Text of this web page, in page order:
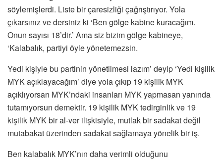
söylemişlerdi. Liste bir çaresizliği çağrıştırıyor. Yola
çıkarsınız ve dersiniz ki ‘Ben gölge kabine kuracağım.
Onun sayısı 18’dir.’ Ama siz bizim gölge kabineye,
‘Kalabalık, partiyi öyle yönetemezsin.
Yedi kişiyle bu partinin yönetilmesi lazım’ deyip ‘Yedi kişilik
MYK açıklayacağım’ diye yola çıkıp 19 kişilik MYK
açıklıyorsan MYK’ndaki insanları MYK yapmasan yanında
tutamıyorsun demektir. 19 kişilik MYK tedirginlik ve 19
kişilik MYK bir al-ver ilişkisiyle, mutlak bir sadakat değil
mutabakat üzerinden sadakat sağlamaya yönelik bir iş.
Ben kalabalık MYK’nın daha verimli olduğunu